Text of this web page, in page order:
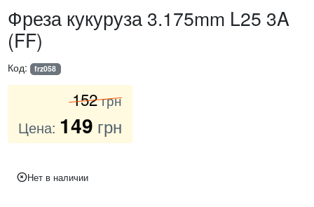
Фреза кукуруза 3.175mm L25 3A
(FF)
Код: frz058
152 грн
Цена: 149 грн
Нет в наличии